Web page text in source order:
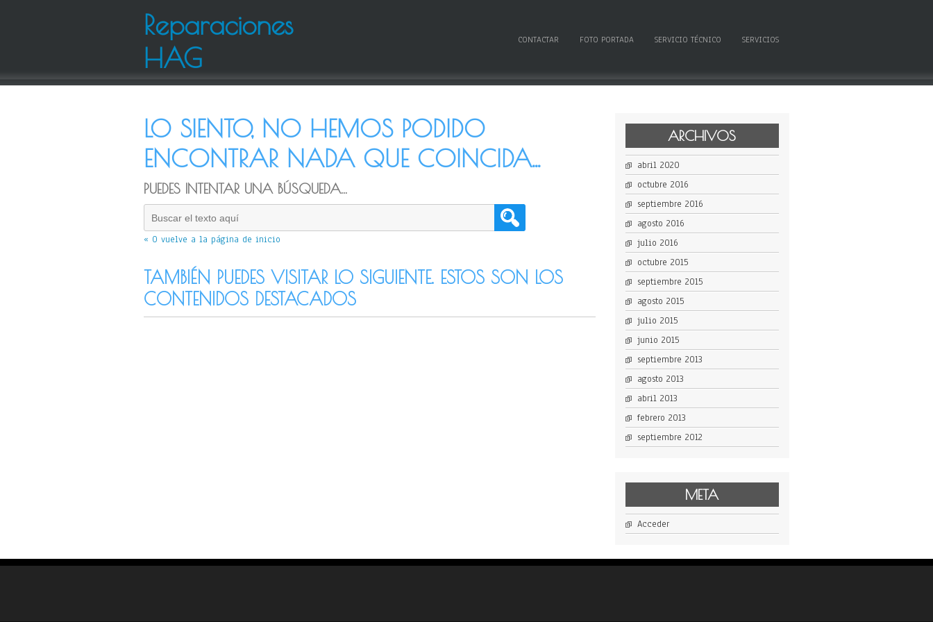
Reparaciones
HAG
CONTACTAR FOTO PORTADA SERVICIO TÉCNICO SERVICIOS
LO SIENTO, NO HEMOS PODIDO
ENCONTRAR NADA QUE COINCIDA...
PUEDES INTENTAR UNA BÚSQUEDA...
« O vuelve a la página de inicio
TAMBIÉN PUEDES VISITAR LO SIGUIENTE. ESTOS SON LOS
CONTENIDOS DESTACADOS
ARCHIVOS
abril 2020
octubre 2016
septiembre 2016
agosto 2016
julio 2016
octubre 2015
septiembre 2015
agosto 2015
julio 2015
junio 2015
septiembre 2013
agosto 2013
abril 2013
febrero 2013
septiembre 2012
META
Acceder